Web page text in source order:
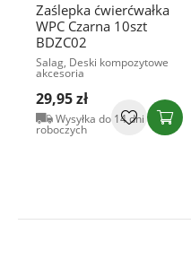
Zaślepka ćwierćwałka
WPC Czarna 10szt
BDZC02
Salag, Deski kompozytowe
akcesoria
29,95 zł
Wysyłka do 14 dni
roboczych